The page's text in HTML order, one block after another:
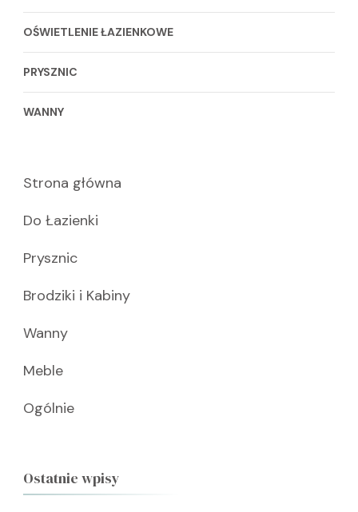
OŚWIETLENIE ŁAZIENKOWE
PRYSZNIC
WANNY
Strona główna
Do Łazienki
Prysznic
Brodziki i Kabiny
Wanny
Meble
Ogólnie
Ostatnie wpisy